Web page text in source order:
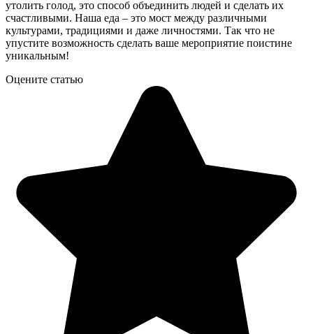
утолить голод, это способ объединить людей и сделать их
счастливыми. Наша еда – это мост между различными
культурами, традициями и даже личностями. Так что не
упустите возможность сделать ваше мероприятие поистине
уникальным!
Оцените статью